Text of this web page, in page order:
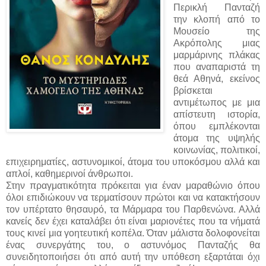
Περικλή Πανταζή
την κλοπή από το
Μουσείο της
Ακρόπολης μιας
μαρμάρινης πλάκας
που αναπαριστά τη
θεά Αθηνά, εκείνος
βρίσκεται
αντιμέτωπος με μια
απίστευτη ιστορία,
όπου εμπλέκονται
άτομα της υψηλής
κοινωνίας, πολιτικοί,
επιχειρηματίες, αστυνομικοί, άτομα του υποκόσμου αλλά και
απλοί, καθημερινοί άνθρωποι.
Στην πραγματικότητα πρόκειται για έναν μαραθώνιο όπου
όλοι επιδιώκουν να τερματίσουν πρώτοι και να κατακτήσουν
τον υπέρτατο θησαυρό, τα Μάρμαρα του Παρθενώνα. Αλλά
κανείς δεν έχει καταλάβει ότι είναι μαριονέτες που τα νήματά
τους κινεί μια γοητευτική κοπέλα. Όταν μάλιστα δολοφονείται
ένας συνεργάτης του, ο αστυνόμος Πανταζής θα
συνειδητοποιήσει ότι από αυτή την υπόθεση εξαρτάται όχι